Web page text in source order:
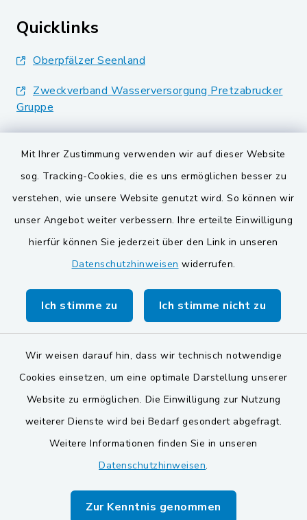
Mit Ihrer Zustimmung verwenden wir auf dieser Website
sog. Tracking-Cookies, die es uns ermöglichen besser zu
verstehen, wie unsere Website genutzt wird. So können wir
unser Angebot weiter verbessern. Ihre erteilte Einwilligung
hierfür können Sie jederzeit über den Link in unseren
Datenschutzhinweisen widerrufen.
Ich stimme zu Ich stimme nicht zu
Wir weisen darauf hin, dass wir technisch notwendige
Cookies einsetzen, um eine optimale Darstellung unserer
Website zu ermöglichen. Die Einwilligung zur Nutzung
weiterer Dienste wird bei Bedarf gesondert abgefragt.
Weitere Informationen finden Sie in unseren
Datenschutzhinweisen.
Zur Kenntnis genommen
Quicklinks
Oberpfälzer Seenland
Zweckverband Wasserversorgung Pretzabrucker
Gruppe
Landkreis Schwandorf
VG und Gemeinden
Gemeinde Schwarzach bei Nabburg
Gemeinde Stulln
Verwaltungsgemeinschaft Schwarzenfeld
Barrierefreiheit